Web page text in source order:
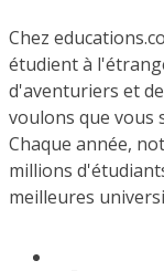
Chez
étudient à
d'aventuriers et
voulons que vous
Chaque année,
millions
meilleures